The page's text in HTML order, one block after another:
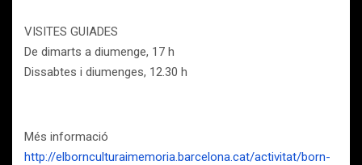
VISITES GUIADES
De dimarts a diumenge, 17 h
Dissabtes i diumenges, 12.30 h
Més informació
http://elbornculturaimemoria.barcelona.cat/activitat/born-